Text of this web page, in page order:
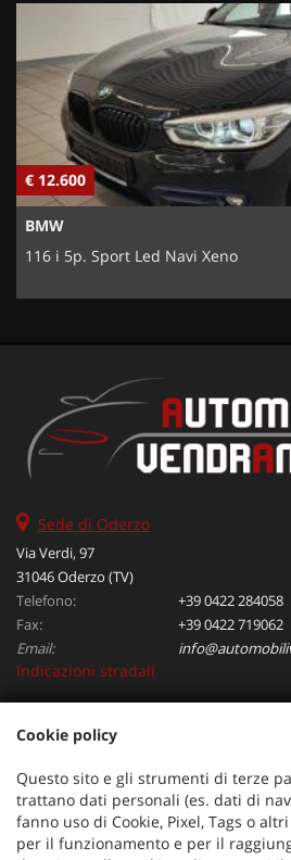
€ 12.600
BMW
116 i 5p. Sport Led Navi Xeno
Sede di Oderzo
Via Verdi, 97
31046 Oderzo (TV)
Telefono:
+39 0422 284058
Fax:
+39 0422 719062
Email:
Indicazioni stradali
Dati fiscali:
Automobili Vendramini srl
Via Verdi, 97, Oderzo (TV)
C.F/P.IVA:04823130267
Registro delle imprese:TV
Cookie policy
Questo sito e gli strumenti di terze
trattano dati personali (es. dati di
fanno uso di Cookie, Pixel, Tags o
per il funzionamento e per il